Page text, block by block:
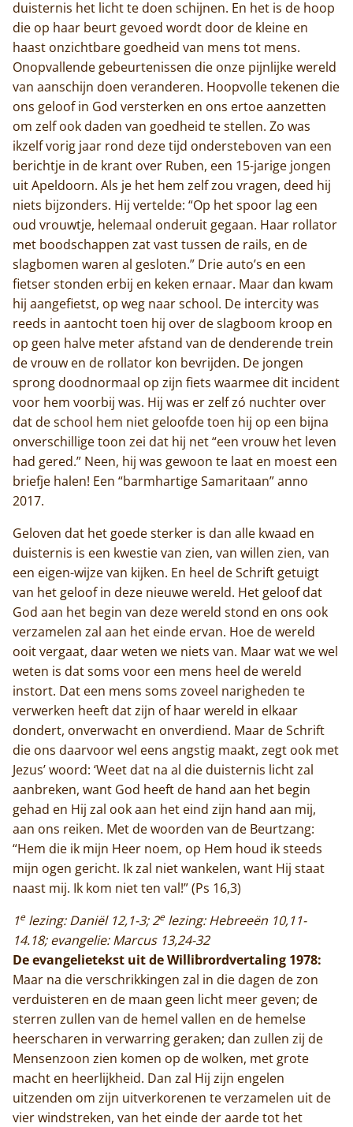
Home
Trappisten
De abdij
Actueel
Monnik worden
Contact
duisternis het licht te doen schijnen. En het is de hoop
die op haar beurt gevoed wordt door de kleine en
haast onzichtbare goedheid van mens tot mens.
Onopvallende gebeurtenissen die onze pijnlijke wereld
van aanschijn doen veranderen. Hoopvolle tekenen die
ons geloof in God versterken en ons ertoe aanzetten
om zelf ook daden van goedheid te stellen. Zo was
ikzelf vorig jaar rond deze tijd ondersteboven van een
berichtje in de krant over Ruben, een 15-jarige jongen
uit Apeldoorn. Als je het hem zelf zou vragen, deed hij
niets bijzonders. Hij vertelde: “Op het spoor lag een
oud vrouwtje, helemaal onderuit gegaan. Haar rollator
met boodschappen zat vast tussen de rails, en de
slagbomen waren al gesloten.” Drie auto’s en een
fietser stonden erbij en keken ernaar. Maar dan kwam
hij aangefietst, op weg naar school. De intercity was
reeds in aantocht toen hij over de slagboom kroop en
op geen halve meter afstand van de denderende trein
de vrouw en de rollator kon bevrijden. De jongen
sprong doodnormaal op zijn fiets waarmee dit incident
voor hem voorbij was. Hij was er zelf zó nuchter over
dat de school hem niet geloofde toen hij op een bijna
onverschillige toon zei dat hij net “een vrouw het leven
had gered.” Neen, hij was gewoon te laat en moest een
briefje halen! Een “barmhartige Samaritaan” anno
2017.
Geloven dat het goede sterker is dan alle kwaad en
duisternis is een kwestie van zien, van willen zien, van
een eigen-wijze van kijken. En heel de Schrift getuigt
van het geloof in deze nieuwe wereld. Het geloof dat
God aan het begin van deze wereld stond en ons ook
verzamelen zal aan het einde ervan. Hoe de wereld
ooit vergaat, daar weten we niets van. Maar wat we wel
weten is dat soms voor een mens heel de wereld
instort. Dat een mens soms zoveel narigheden te
verwerken heeft dat zijn of haar wereld in elkaar
dondert, onverwacht en onverdiend. Maar de Schrift
die ons daarvoor wel eens angstig maakt, zegt ook met
Jezus’ woord: ‘Weet dat na al die duisternis licht zal
aanbreken, want God heeft de hand aan het begin
gehad en Hij zal ook aan het eind zijn hand aan mij,
aan ons reiken. Met de woorden van de Beurtzang:
“Hem die ik mijn Heer noem, op Hem houd ik steeds
mijn ogen gericht. Ik zal niet wankelen, want Hij staat
naast mij. Ik kom niet ten val!” (Ps 16,3)
1elezing: Daniël 12,1-3; 2elezing: Hebreeën 10,11-
14.18; evangelie: Marcus 13,24-32
De evangelietekst uit de Willibrordvertaling 1978:
Maar na die verschrikkingen zal in die dagen de zon
verduisteren en de maan geen licht meer geven; de
sterren zullen van de hemel vallen en de hemelse
heerscharen in verwarring geraken; dan zullen zij de
Mensenzoon zien komen op de wolken, met grote
macht en heerlijkheid. Dan zal Hij zijn engelen
uitzenden om zijn uitverkorenen te verzamelen uit de
vier windstreken, van het einde der aarde tot het